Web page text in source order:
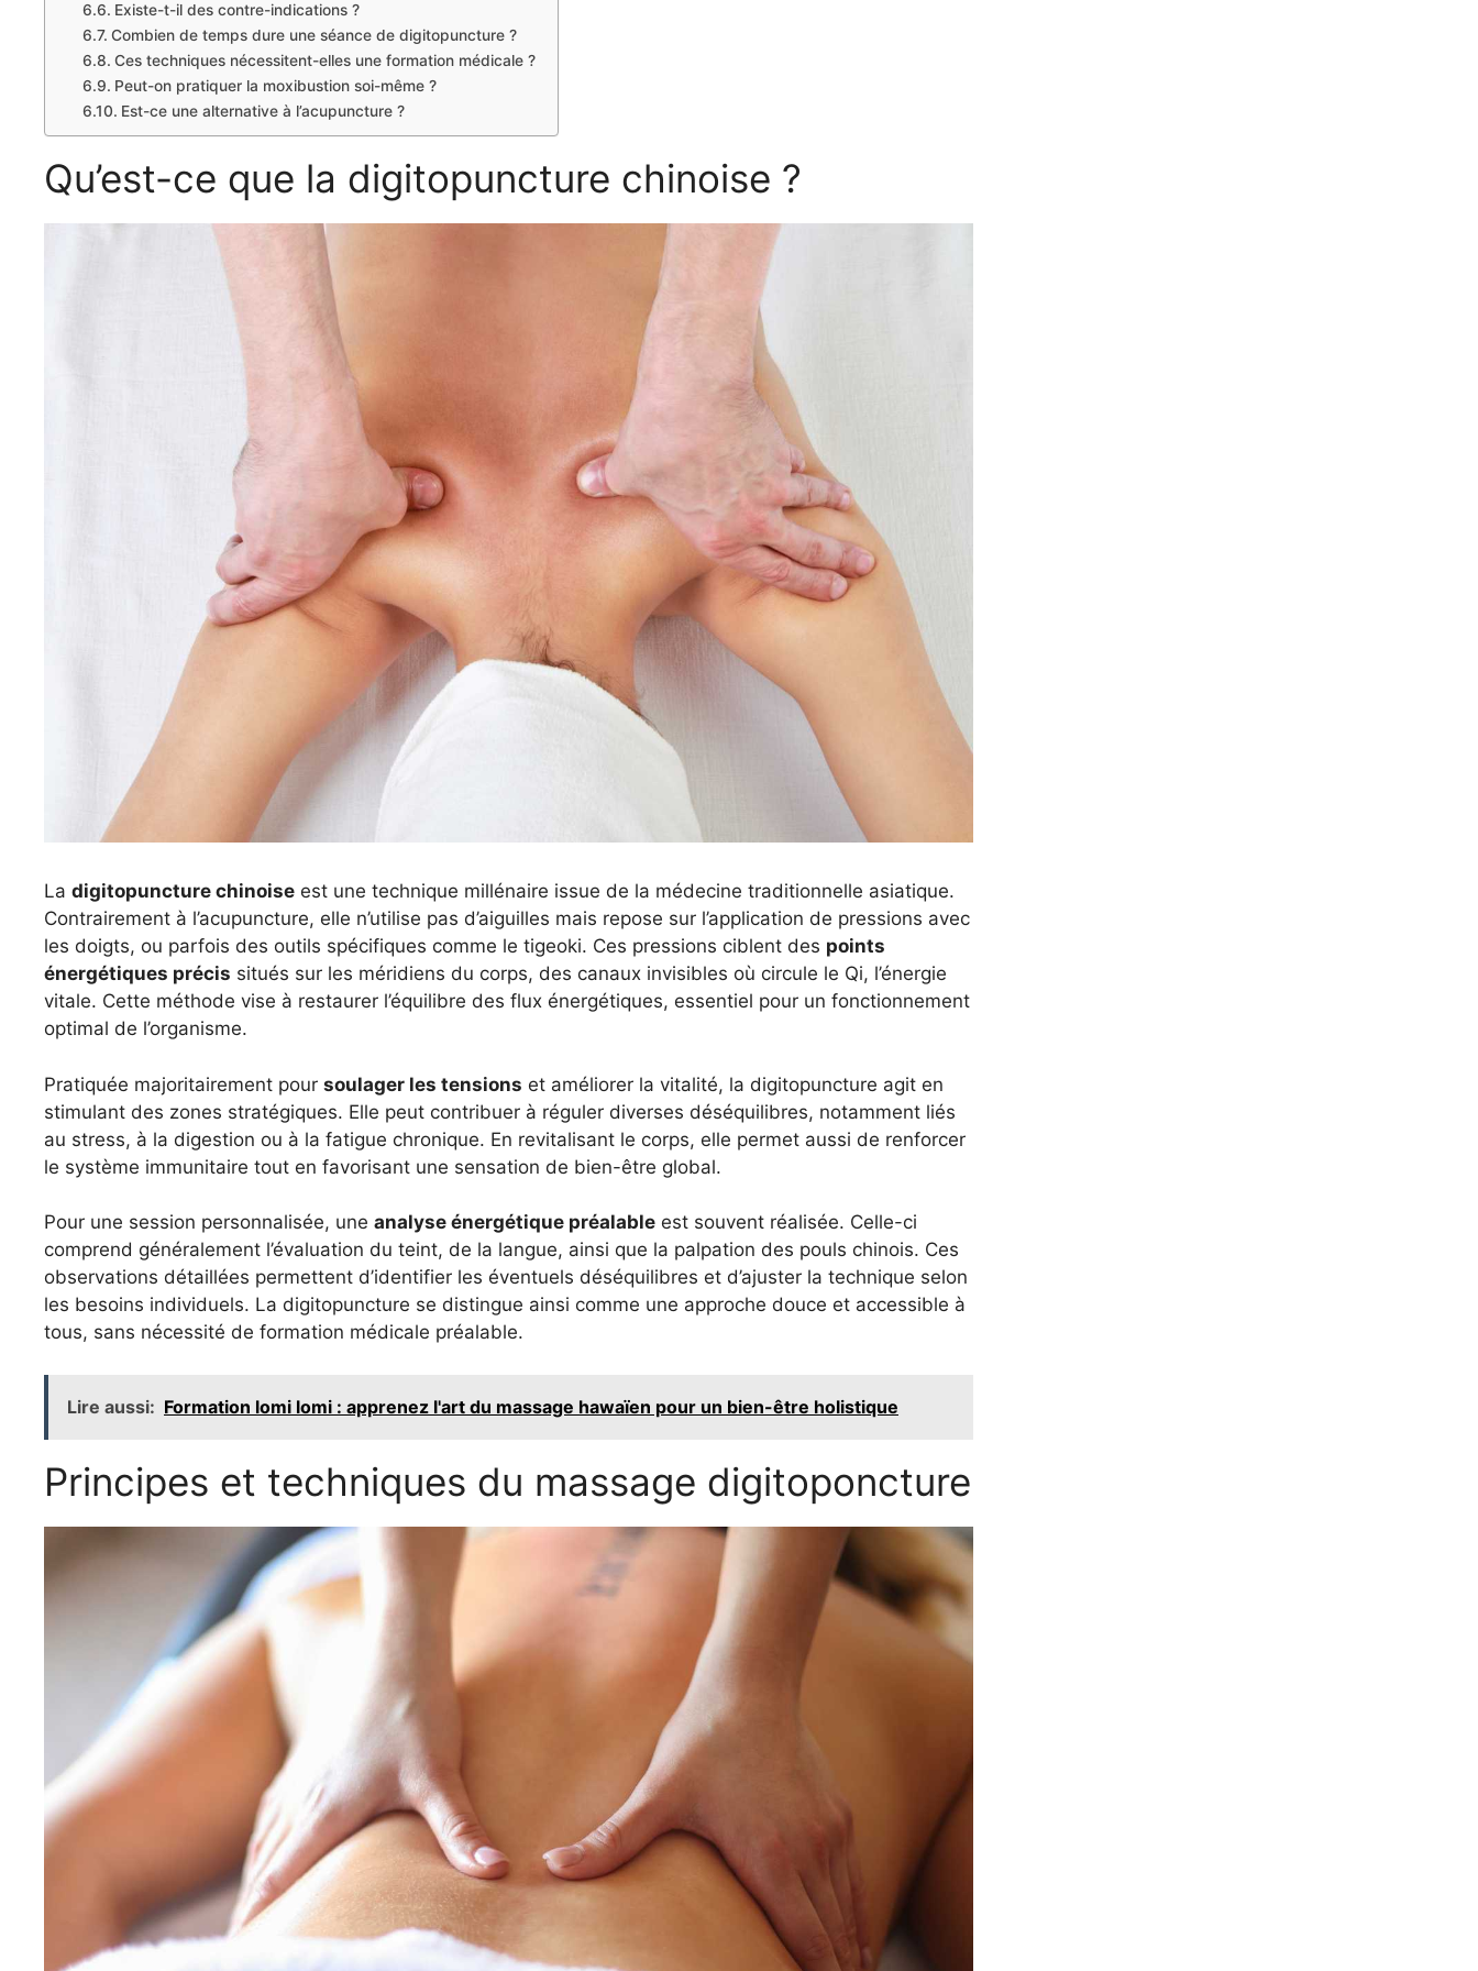
Existe-t-il des contre-indications ?
Combien de temps dure une séance de digitopuncture ?
Ces techniques nécessitent-elles une formation médicale ?
Peut-on pratiquer la moxibustion soi-même ?
Est-ce une alternative à l’acupuncture ?
Qu’est-ce que la digitopuncture chinoise ?
La digitopuncture chinoise est une technique millénaire issue de la médecine traditionnelle asiatique.
Contrairement à l’acupuncture, elle n’utilise pas d’aiguilles mais repose sur l’application de pressions avec
les doigts, ou parfois des outils spécifiques comme le tigeoki. Ces pressions ciblent des points
énergétiques précis situés sur les méridiens du corps, des canaux invisibles où circule le Qi, l’énergie
vitale. Cette méthode vise à restaurer l’équilibre des flux énergétiques, essentiel pour un fonctionnement
optimal de l’organisme.
Pratiquée majoritairement pour soulager les tensions et améliorer la vitalité, la digitopuncture agit en
stimulant des zones stratégiques. Elle peut contribuer à réguler diverses déséquilibres, notamment liés
au stress, à la digestion ou à la fatigue chronique. En revitalisant le corps, elle permet aussi de renforcer
le système immunitaire tout en favorisant une sensation de bien-être global.
Pour une session personnalisée, une analyse énergétique préalable est souvent réalisée. Celle-ci
comprend généralement l’évaluation du teint, de la langue, ainsi que la palpation des pouls chinois. Ces
observations détaillées permettent d’identifier les éventuels déséquilibres et d’ajuster la technique selon
les besoins individuels. La digitopuncture se distingue ainsi comme une approche douce et accessible à
tous, sans nécessité de formation médicale préalable.
Lire aussi: Formation lomi lomi : apprenez l'art du massage hawaïen pour un bien-être holistique
Principes et techniques du massage digitoponcture